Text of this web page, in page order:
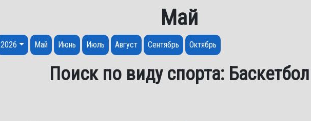
Май
2026 Май Июнь Июль Август Сентябрь Октябрь
Поиск по виду спорта: Баскетбол